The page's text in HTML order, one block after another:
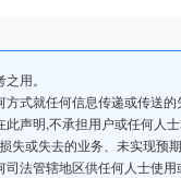
用。
式就任何信息传递或传送
声明,不承担用户或任何人
失或失去的业务、未实现预期
法管辖地区供任何人士使